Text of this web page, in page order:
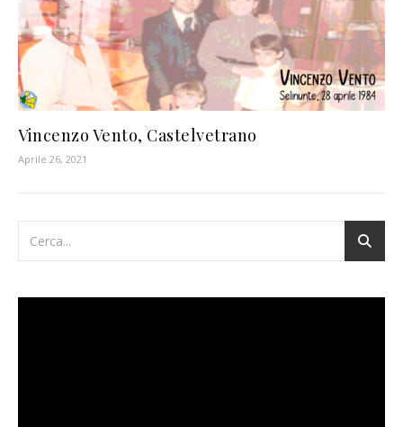
Vincenzo Vento, Castelvetrano
Aprile 26, 2021